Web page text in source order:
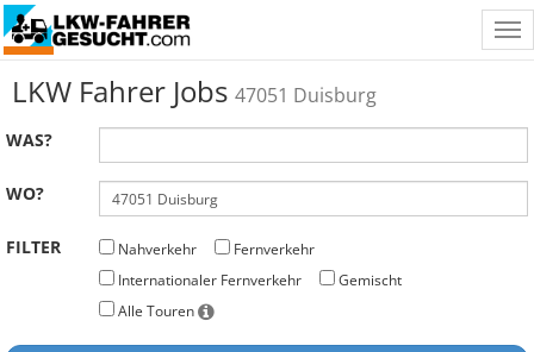
LKW Fahrer Jobs 47051 Duisburg
WAS?
WO?
FILTER Nahverkehr
Fernverkehr
Internationaler Fernverkehr
Gemischt
Alle Touren